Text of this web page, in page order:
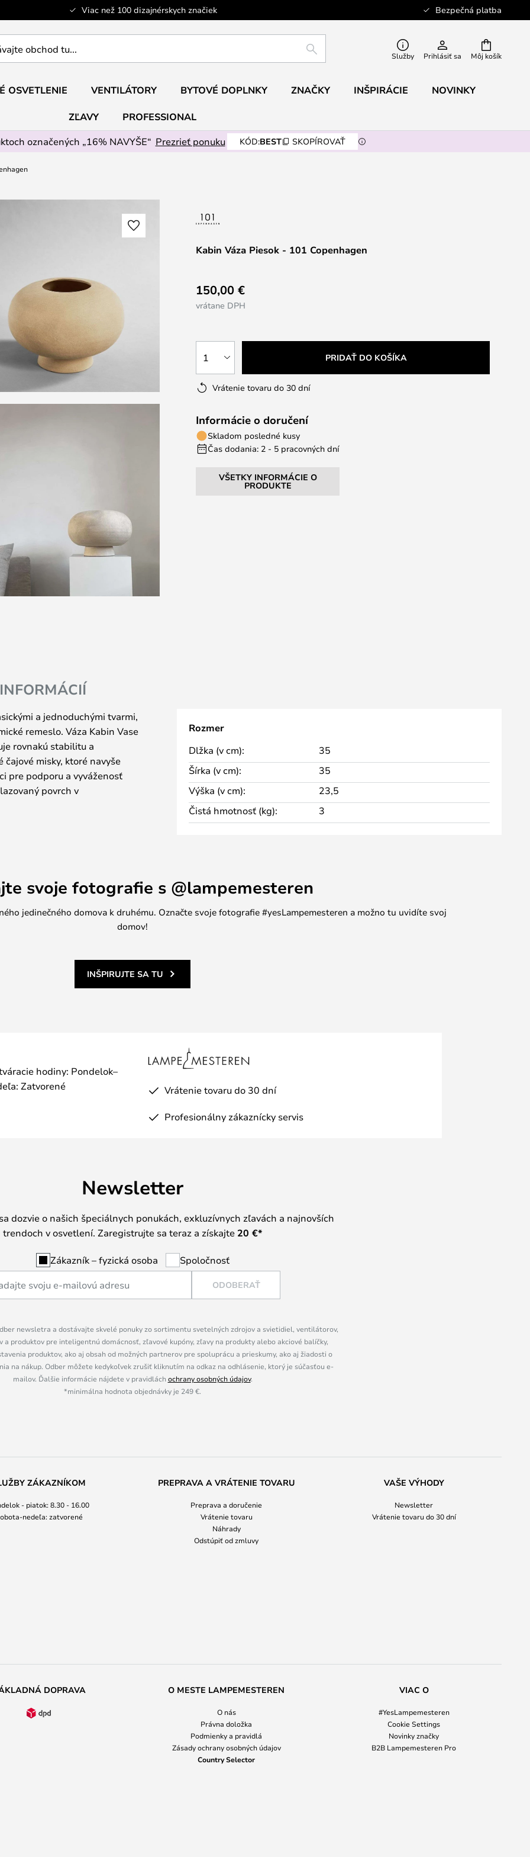
Viac než 100 dizajnérskych značiek Bezpečná platba
Môj košík
HĽADAŤ Služby Prihlásiť sa
OSVETLENIE VENTILÁTORY BYTOVÉ DOPLNKY ZNAČKY INŠPIRÁCIE NOVINKY
ZĽAVY
PROFESSIONAL
označených „16% NAVYŠE“ Prezrieť ponuku KÓD:BEST SKOPÍROVAŤ
Kabin Váza Piesok - 101 Copenhagen
150,00 €
vrátane DPH
1 PRIDAŤ DO KOŠÍKA
Vrátenie tovaru do 30 dní
Informácie o doručení
Skladom posledné kusy
Čas dodania: 2 - 5 pracovných dní
VŠETKY INFORMÁCIE O
PRODUKTE
a jednoduchými tvarmi,
remeslo. Váza Kabin Vase
rovnakú stabilitu a
misky, ktoré navyše
pre podporu a vyváženosť
povrch v
kombinuje s rôznymi
101 Copenhagen. Séria
tvarov, pričom všetky majú
vďaka ktorej sa dajú ľahko
Rozmer
Dlžka (v cm):
35
Šírka (v cm):
35
Výška (v cm):
23,5
Čistá hmotnosť (kg):
3
svoje fotografie s @lampemesteren
jedinečného domova k druhému. Označte svoje fotografie #yesLampemesteren a možno tu uvidíte svoj
domov!
INŠPIRUJTE SA TU
hodiny: Pondelok–
Zatvorené
Vrátenie tovaru do 30 dní
Profesionálny zákaznícky servis
Newsletter
dozvie o našich špeciálnych ponukách, exkluzívnych zľavách a najnovších
trendoch v osvetlení. Zaregistrujte sa teraz a získajte 20 €*
Zákazník – fyzická osoba Spoločnosť
ODOBERAŤ
newsletra a dostávajte skvelé ponuky zo sortimentu svetelných zdrojov a svietidiel, ventilátorov,
a produktov pre inteligentnú domácnosť, zľavové kupóny, zľavy na produkty alebo akciové balíčky,
produktov, ako aj obsah od možných partnerov pre spoluprácu a prieskumy, ako aj žiadosti o
na nákup. Odber môžete kedykoľvek zrušiť kliknutím na odkaz na odhlásenie, ktorý je súčasťou e-
mailov. Ďalšie informácie nájdete v pravidláchochrany osobných údajov.
*minimálna hodnota objednávky je 249 €.
ZÁKAZNÍKOM
- piatok: 8.30 - 16.00
nedeľa: zatvorené
PREPRAVA A VRÁTENIE TOVARU
Preprava a doručenie
Vrátenie tovaru
Náhrady
Odstúpiť od zmluvy
VAŠE VÝHODY
Newsletter
Vrátenie tovaru do 30 dní
DOPRAVA O MESTE LAMPEMESTEREN
O nás
Právna doložka
Podmienky a pravidlá
Zásady ochrany osobných údajov
Country Selector
VIAC O
#YesLampemesteren
Cookie Settings
Novinky značky
B2B Lampemesteren Pro